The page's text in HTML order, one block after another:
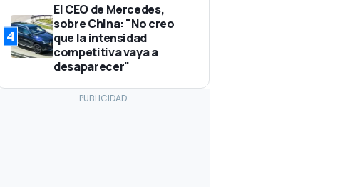
4
El CEO de Mercedes,
sobre China: "No creo
que la intensidad
competitiva vaya a
desaparecer"